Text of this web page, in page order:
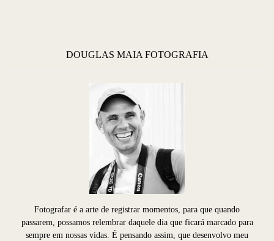
DOUGLAS MAIA FOTOGRAFIA
Fotografar é a arte de registrar momentos, para que quando
passarem, possamos relembrar daquele dia que ficará marcado para
sempre em nossas vidas. É pensando assim, que desenvolvo meu